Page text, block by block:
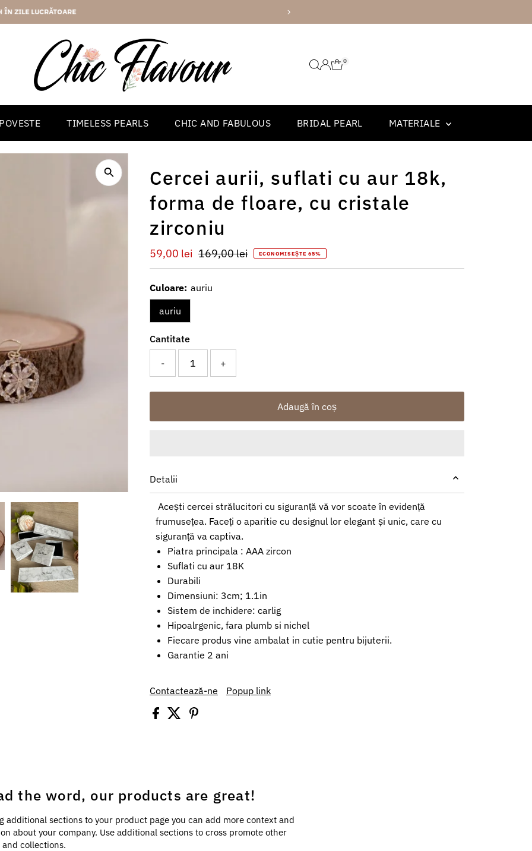
0
TIMELESS PEARLS CHIC AND FABULOUS BRIDAL PEARL MATERIALE
Cercei aurii, suflati cu aur 18k,
forma de floare, cu cristale
zirconiu
Preț
redus
59,00 lei Preț
întreg
169,00 lei ECONOMISEȘTE 65%
Culoare: auriu
auriu
Cantitate
- +
Adaugă în coș
Detalii
Acești cercei strălucitori cu siguranță vă vor scoate în evidență
frumusețea. Faceți o aparitie cu designul lor elegant și unic, care cu
siguranță va captiva.
Piatra principala : AAA zircon
Suflati cu aur 18K
Durabili
Dimensiuni: 3cm; 1.1in
Sistem de inchidere: carlig
Hipoalrgenic, fara plumb si nichel
Fiecare produs vine ambalat in cutie pentru bijuterii.
Garantie 2 ani
Contactează-ne Popup link
the word, our products are great!
additional sections to your product page you can add more context and
about your company. Use additional sections to cross promote other
collections.